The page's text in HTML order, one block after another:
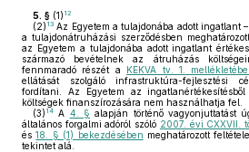
5. § (1) 12
(2) 13 Az Egyetem a tulajdonába adott ingatlant –
a tulajdonátruházási szerződésben
az Egyetem a tulajdonába adott ingatlant
származó bevételnek az átruházás
fennmaradó részét a KEKVA tv. 1.
ellátását szolgáló infrastruktúra-fejlesztési
fordítani. Az Egyetem az
költségek finanszírozására nem használhatja fel.
(3) 14 A 4. § alapján történő vagyonjuttatást
általános forgalmi adóról szóló 2007. évi CXXVII.
és18. § (1) bekezdésében meghatározott
tekintet alá.